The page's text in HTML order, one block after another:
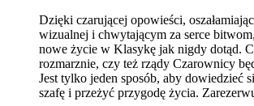
Dzięki czarującej opowieści,
wizualnej i chwytającym za serce
nowe życie w Klasykę jak nigdy dotąd.
rozmarznie, czy też rządy Czarownicy
Jest tylko jeden sposób, aby dowiedzieć
szafę i przeżyć przygodę życia.